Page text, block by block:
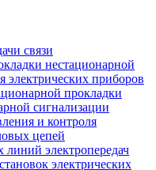
связи
нестационарной
электрических приборов
прокладки
сигнализации
и контроля
цепей
электропередач
электрических